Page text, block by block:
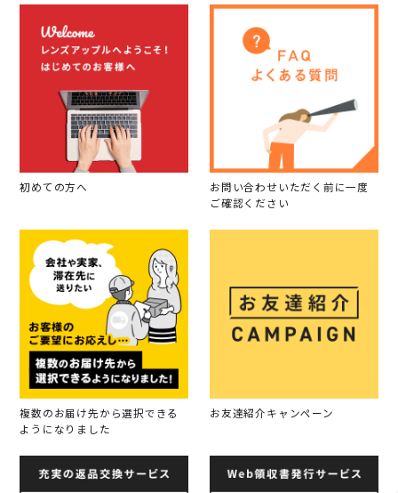
初めての方へ
お問い合わせいただく前に一度
ご確認ください
複数のお届け先から選択できる
ようになりました
お友達紹介キャンペーン